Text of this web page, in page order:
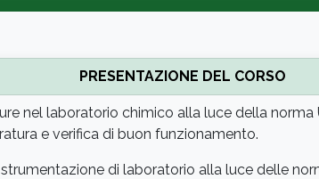
PRESENTAZIONE DEL CORSO
nel laboratorio chimico alla luce della
e verifica di buon funzionamento.
di laboratorio alla luce delle